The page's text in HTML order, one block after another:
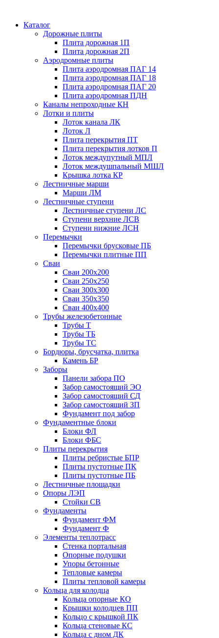
Каталог
Дорожные плиты
Плита дорожная 1П
Плита дорожная 2П
Аэродромные плиты
Плита аэродромная ПАГ 14
Плита аэродромная ПАГ 18
Плита аэродромная ПАГ 20
Плита аэродромная ПДН
Каналы непроходные КН
Лотки и плиты
Лоток канала ЛК
Лоток Л
Плита перекрытия ПТ
Плита перекрытия лотков П
Лоток междупутный МПЛ
Лоток междушпальный МШЛ
Крышка лотка КР
Лестничные марши
Марши ЛМ
Лестничные ступени
Лестничные ступени ЛС
Ступени верхние ЛСВ
Ступени нижние ЛСН
Перемычки
Перемычки брусковые ПБ
Перемычки плитные ПП
Сваи
Сваи 200х200
Сваи 250х250
Сваи 300х300
Сваи 350х350
Сваи 400х400
Трубы железобетонные
Трубы Т
Трубы ТБ
Трубы ТС
Бордюры, брусчатка, плитка
Камень БР
Заборы
Панели забора ПО
Забор самостоящий ЭО
Забор самостоящий СД
Забор самостоящий ЗП
Фyндамент под забор
Фундаментные блоки
Блоки ФЛ
Блоки ФБС
Плиты перекрытия
Плиты ребристые БПР
Плиты пустотные ПК
Плиты пустотные ПБ
Лестничные площадки
Опоры ЛЭП
Стойки СВ
Фундаменты
Фyндамент ФМ
Фyндамент Ф
Элементы теплотрасс
Стенка портальная
Опорные подушки
Упоры бетонные
Тепловые камеры
Плиты тепловой камеры
Кольца для колодца
Кольца опорные КО
Крышки колодцев ПП
Кольцо с крышкой ПК
Кольца стеновые КС
Кольца с дном ДК